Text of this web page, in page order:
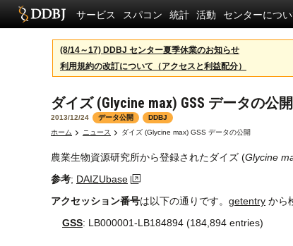
サービス スパコン 統計 活動 センターにつ
(8/14～17) DDBJ センター夏季休業のお知らせ
利用規約の改訂について（アクセスと利益配分）
ダイズ (Glycine max) GSS データの公開
2013/12/24 データ公開
DDBJ
ホーム
ニュース ダイズ (Glycine max) GSS データの公開
農業生物資源研究所から登録されたダイズ (Glycine
参考; DAIZUbase
アクセッション番号は以下の通りです。 getentry から
GSS: LB000001-LB184894 (184,894 entries)